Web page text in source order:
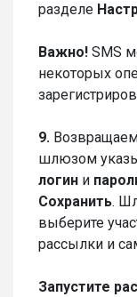
разделе
Важно! SMS
некоторых
9.
шлюзом
логин и
Сохранить.
выберите
рассылки и
Запустите